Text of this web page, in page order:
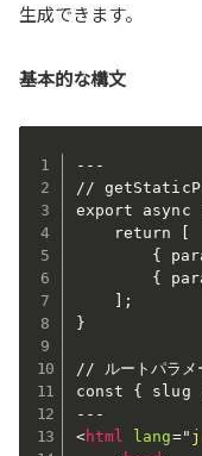
生成できます。
基本的な構文
---
//
export
}
// ルートパラメ
const { slug
<html lang="